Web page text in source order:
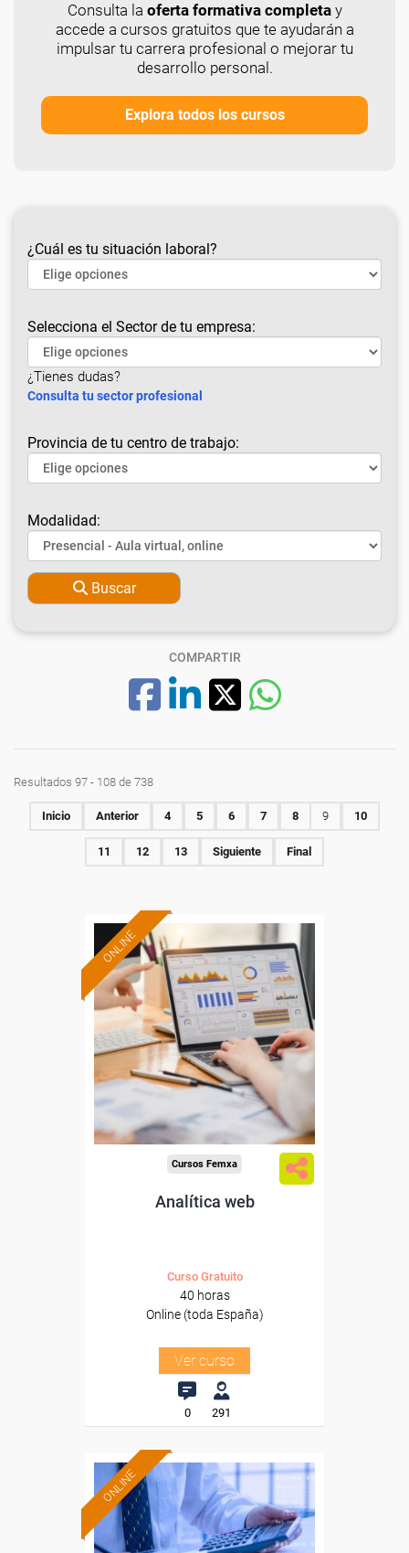
Consulta la oferta formativa completay
accede a cursos gratuitos que te ayudarán a
impulsar tu carrera profesional o mejorar tu
desarrollo personal.
Explora todos los cursos
¿Cuál es tu situación laboral?
Selecciona el Sector de tu empresa:
¿Tienes dudas?
Consulta tu sector profesional
Provincia de tu centro de trabajo:
Modalidad:
Buscar
COMPARTIR
Resultados 97 - 108 de 738
Inicio Anterior 4 5 6 7 8 9 10
11 12 13 Siguiente Final
ONLINE
Formación 100%
subvencionada.
Para desempleados,
trabajadores y autónomos.
Sector
-Información, Comunicación
y Artes Gráficas.
Cursos Femxa
Analítica web
Curso Gratuito
40 horas
Online (toda España)
Ver curso
0 291
ONLINE
Formación 100%
subvencionada.